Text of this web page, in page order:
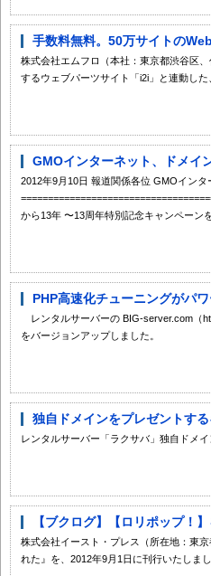
手数料無料。50万サイトの
株式会社エムフロ（本社：東京都渋谷区
するウェブパーツサイト「i2i」と連動した
GMOインターネット、ドメイ
2012年9月10日 報道関係各位 GMOインタ
から13年 〜13周年特別記念キャンペーン
PHP高速化チューニングがパ
レンタルサーバーの BIG-server.com（
をバージョンアップしました。
独自ドメインをプレゼントす
レンタルサーバー「ラクサバ」独自ドメ
【ブクログ】【ロリポップ！
株式会社イースト・プレス（所在地：東
れた』を、2012年9月1日に刊行いたしまし